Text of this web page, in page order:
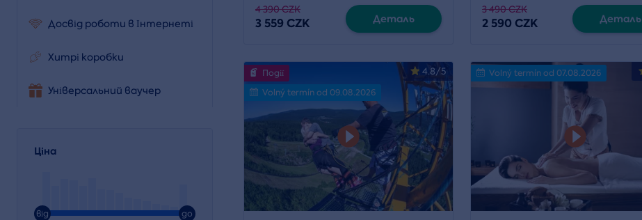
Досвід роботи в Інтернеті
Хитрі коробки
Універсальний ваучер
Ціна
від
до
4 390 CZK
3 559 CZK Деталь
3 490 CZK
2 590 CZK Деталь
4.8/5
Події
Volný termín od 09.08.2026
Volný termín od 07.08.2026